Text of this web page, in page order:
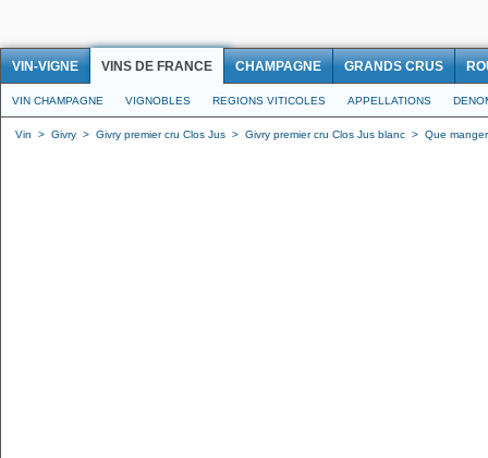
VIN-VIGNE VINS DE FRANCE CHAMPAGNE GRANDS CRUS
VIN CHAMPAGNE VIGNOBLES REGIONS VITICOLES APPELLATIONS
Vin > Givry > Givry premier cru Clos Jus > Givry premier cru Clos Jus blanc > Que